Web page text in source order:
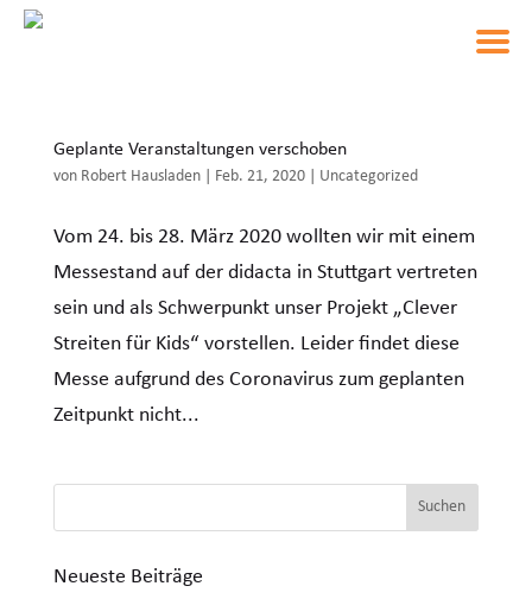
Geplante Veranstaltungen verschoben
von Robert Hausladen| Feb. 21, 2020| Uncategorized
Vom 24. bis 28. März 2020 wollten wir mit einem
Messestand auf der didacta in Stuttgart vertreten
sein und als Schwerpunkt unser Projekt „Clever
Streiten für Kids“ vorstellen. Leider findet diese
Messe aufgrund des Coronavirus zum geplanten
Zeitpunkt nicht...
Neueste Beiträge